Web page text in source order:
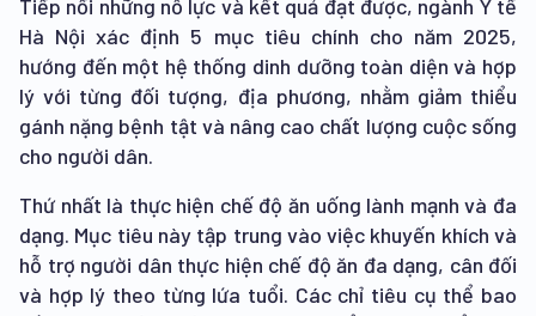
Tiếp nối những nỗ lực và kết quả đạt được, ngành Y tế
Hà Nội xác định 5 mục tiêu chính cho năm 2025,
hướng đến một hệ thống dinh dưỡng toàn diện và hợp
lý với từng đối tượng, địa phương, nhằm giảm thiểu
gánh nặng bệnh tật và nâng cao chất lượng cuộc sống
cho người dân.
Thứ nhất là thực hiện chế độ ăn uống lành mạnh và đa
dạng. Mục tiêu này tập trung vào việc khuyến khích và
hỗ trợ người dân thực hiện chế độ ăn đa dạng, cân đối
và hợp lý theo từng lứa tuổi. Các chỉ tiêu cụ thể bao